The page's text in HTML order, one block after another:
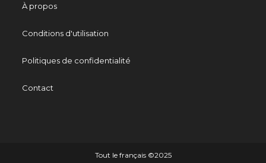
À propos
Conditions d'utilisation
Politiques de confidentialité
Contact
Tout le français ©️2025